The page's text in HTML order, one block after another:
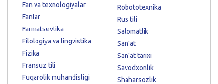
Fan va texnologiyalar
Fanlar
Farmatsevtika
Filologiya va lingvistika
Fizika
Fransuz tili
Fuqarolik muhandisligi
Robototexnika
Rus tili
Salomatlik
San'at
San'at tarixi
Savodxonlik
Shaharsozlik